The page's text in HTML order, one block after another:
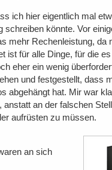
ich hier eigentlich mal
schreiben könnte. Vor
mehr Rechenleistung, da
ist für alle Dinge, für die
eher ein wenig
und festgestellt, dass
abgehängt hat. Mir war
anstatt an der falschen
aufrüsten zu müssen.
an sich